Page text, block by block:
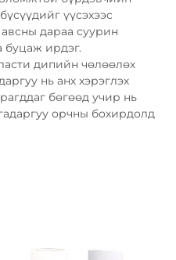
үүсэхээс
дараа суурин
буцаж ирдэг.
дипийн чөлөөлөх
нь анх хэрэглэх
бөгөөд учир нь
орчны бохирдолд